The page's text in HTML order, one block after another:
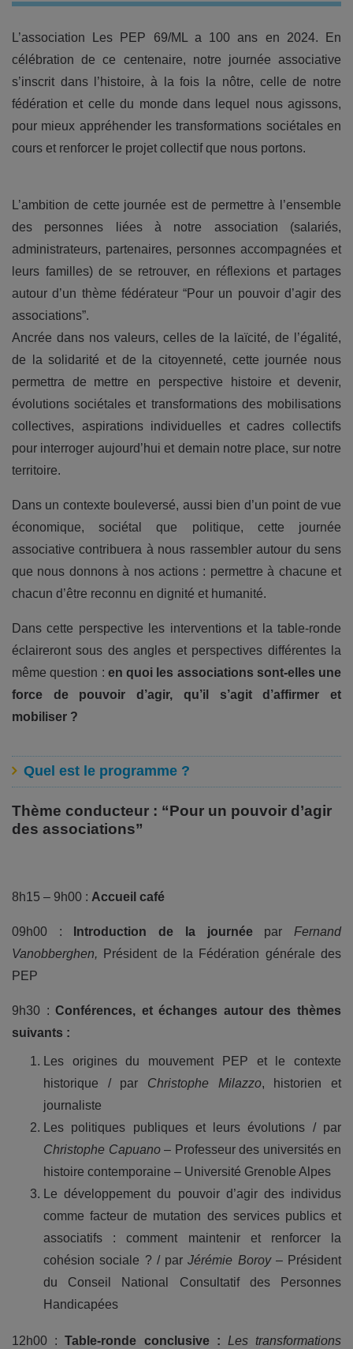
L’association Les PEP 69/ML a 100 ans en 2024. En
célébration de ce centenaire, notre journée associative
s’inscrit dans l’histoire, à la fois la nôtre, celle de notre
fédération et celle du monde dans lequel nous agissons,
pour mieux appréhender les transformations sociétales en
cours et renforcer le projet collectif que nous portons.
L’ambition de cette journée est de permettre à l’ensemble
des personnes liées à notre association (salariés,
administrateurs, partenaires, personnes accompagnées et
leurs familles) de se retrouver, en réflexions et partages
autour d’un thème fédérateur “Pour un pouvoir d’agir des
associations”.
Ancrée dans nos valeurs, celles de la laïcité, de l’égalité,
de la solidarité et de la citoyenneté, cette journée nous
permettra de mettre en perspective histoire et devenir,
évolutions sociétales et transformations des mobilisations
collectives, aspirations individuelles et cadres collectifs
pour interroger aujourd’hui et demain notre place, sur notre
territoire.
Dans un contexte bouleversé, aussi bien d’un point de vue
économique, sociétal que politique, cette journée
associative contribuera à nous rassembler autour du sens
que nous donnons à nos actions : permettre à chacune et
chacun d’être reconnu en dignité et humanité.
Dans cette perspective les interventions et la table-ronde
éclaireront sous des angles et perspectives différentes la
même question : en quoi les associations sont-elles une
force de pouvoir d’agir, qu’il s’agit d’affirmer et
mobiliser ?
Quel est le programme ?
Thème conducteur : “Pour un pouvoir d’agir
des associations”
8h15 – 9h00 : Accueil café
09h00 : Introduction de la journéeparFernand
Vanobberghen, Président de la Fédération générale des
PEP
9h30 :Conférences, et échanges autour des thèmes
suivants :
Les origines du mouvement PEP et le contexte
historique / par Christophe Milazzo, historien et
journaliste
Les politiques publiques et leurs évolutions / par
Christophe Capuano– Professeur des universités en
histoire contemporaine – Université Grenoble Alpes
Le développement du pouvoir d’agir des individus
comme facteur de mutation des services publics et
associatifs : comment maintenir et renforcer la
cohésion sociale ? / par Jérémie Boroy– Président
du Conseil National Consultatif des Personnes
Handicapées
12h00 :Table-ronde conclusive : Les transformations